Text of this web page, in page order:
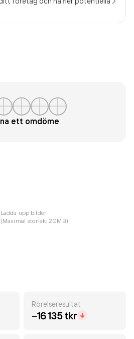
ett omdöme
Ladda upp bilder
(Maximal storlek: 20MB)
Rörelseresultat
−16 135 tkr